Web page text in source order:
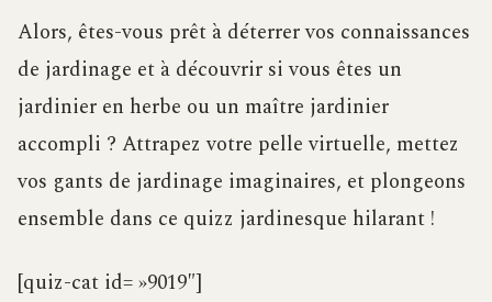
Alors, êtes-vous prêt à déterrer vos connaissances
de jardinage et à découvrir si vous êtes un
jardinier en herbe ou un maître jardinier
accompli ? Attrapez votre pelle virtuelle, mettez
vos gants de jardinage imaginaires, et plongeons
ensemble dans ce quizz jardinesque hilarant !
[quiz-cat id= »9019″]